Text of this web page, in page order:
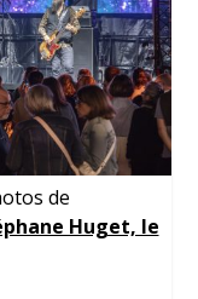
de
Huget, le